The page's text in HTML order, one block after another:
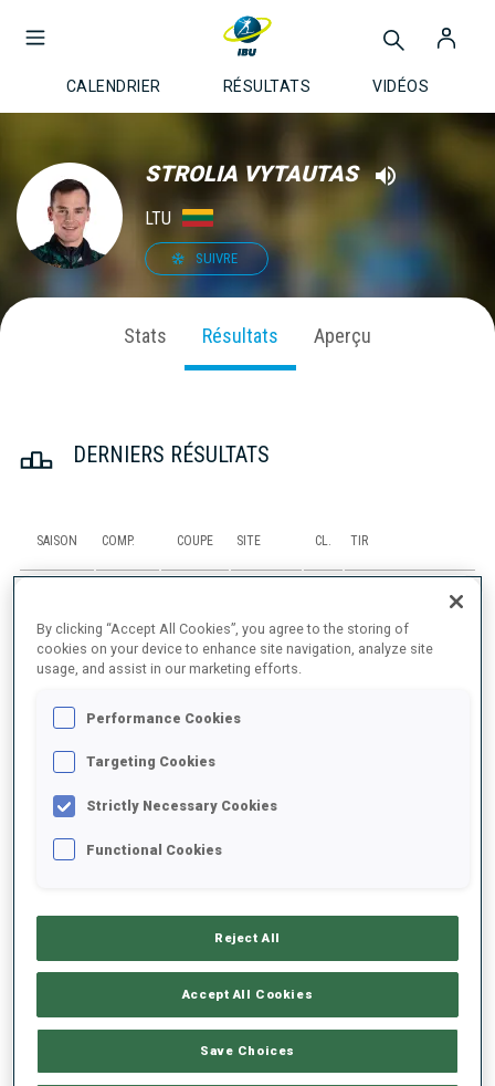
CALENDRIER RÉSULTATS VIDÉOS
STROLIA VYTAUTAS
LTU
SUIVRE
Stats Résultats Aperçu
DERNIERS RÉSULTATS
SAISON COMP. COUPE SITE CL. TIR
25/26 SP WC OSLO
MR WC OTEPAA
25/26
CLASSEMENTS
By clicking “Accept All Cookies”, you agree to the storing of
cookies on your device to enhance site navigation, analyze site
usage, and assist in our marketing efforts.
Performance Cookies
Targeting Cookies
Strictly Necessary Cookies
Functional Cookies
Reject All
Accept All Cookies
Save Choices